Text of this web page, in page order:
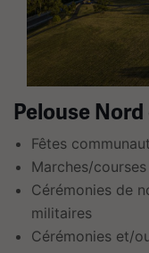
diapositives
avec
Utilisez
flèches
gauche
et
droite
pour
Pelouse
Fêtes
Marches/
Cérémonies de
militaires
Cérémonies et/